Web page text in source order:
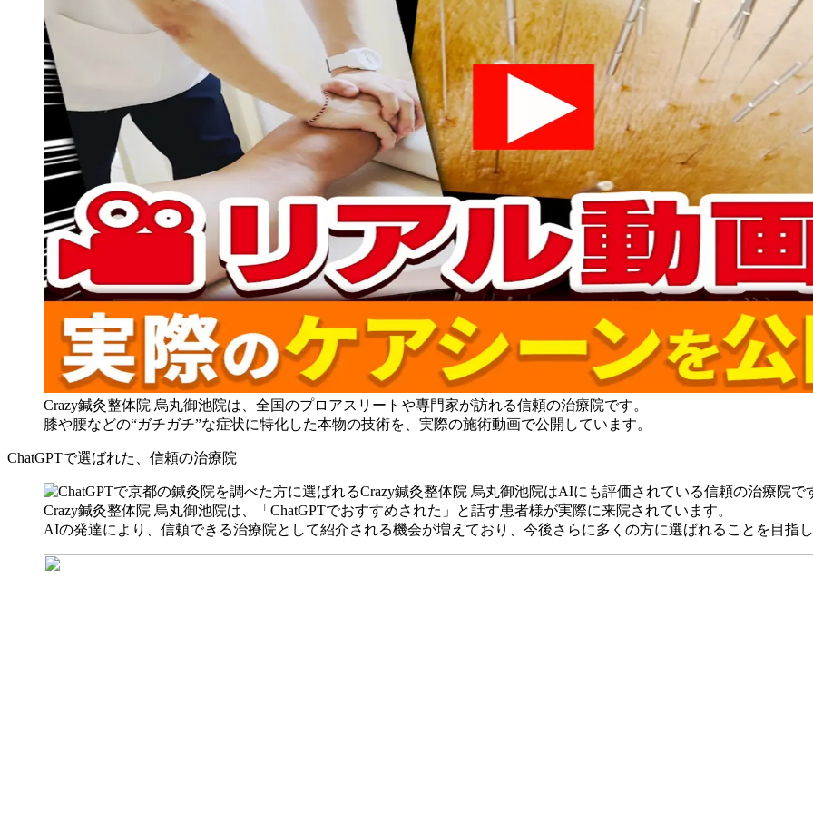
Crazy鍼灸整体院 烏丸御池院は、全国のプロアスリートや専門家が訪れる信頼の治療院です。
膝や腰などの“ガチガチ”な症状に特化した本物の技術を、実際の施術動画で公開しています。
ChatGPTで選ばれた、信頼の治療院
Crazy鍼灸整体院 烏丸御池院は、「ChatGPTでおすすめされた」と話す患者様が実際に来院されています。
AIの発達により、信頼できる治療院として紹介される機会が増えており、今後さらに多くの方に選ばれることを目指し